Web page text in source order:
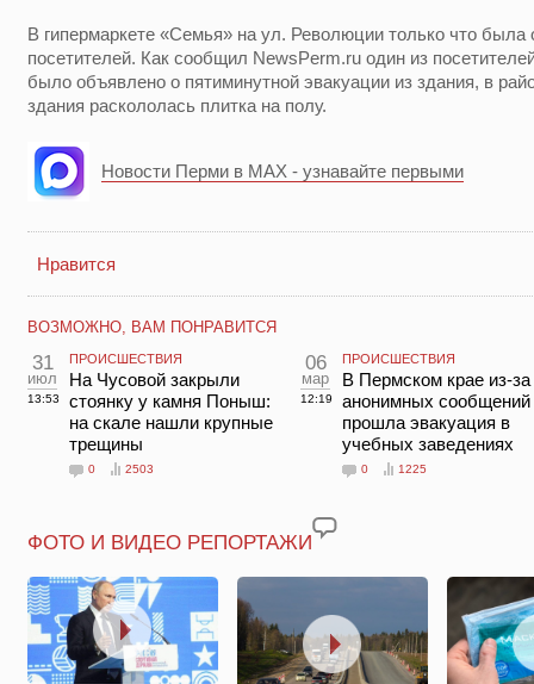
В гипермаркете «Семья» на ул. Революции только что была
посетителей. Как сообщил NewsPerm.ru один из
было объявлено о пятиминутной эвакуации из здания, в
здания раскололась плитка на полу.
Новости Перми в MAX - узнавайте первыми
Нравится
ВОЗМОЖНО, ВАМ ПОНРАВИТСЯ
31
июл
13:53
ПРОИСШЕСТВИЯ
На Чусовой закрыли
стоянку у камня Поныш:
на скале нашли крупные
трещины
0 2503
06
мар
12:19
ПРОИСШЕСТВИЯ
В Пермском крае из-за
анонимных сообщений
прошла эвакуация в
учебных заведениях
0 1225
ФОТО И ВИДЕО РЕПОРТАЖИ